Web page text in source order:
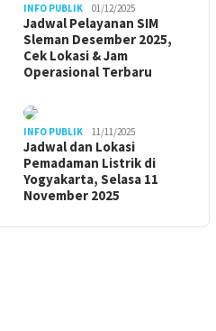
INFO PUBLIK 01/12/2025
Jadwal Pelayanan SIM
Sleman Desember 2025,
Cek Lokasi & Jam
Operasional Terbaru
INFO PUBLIK 11/11/2025
Jadwal dan Lokasi
Pemadaman Listrik di
Yogyakarta, Selasa 11
November 2025